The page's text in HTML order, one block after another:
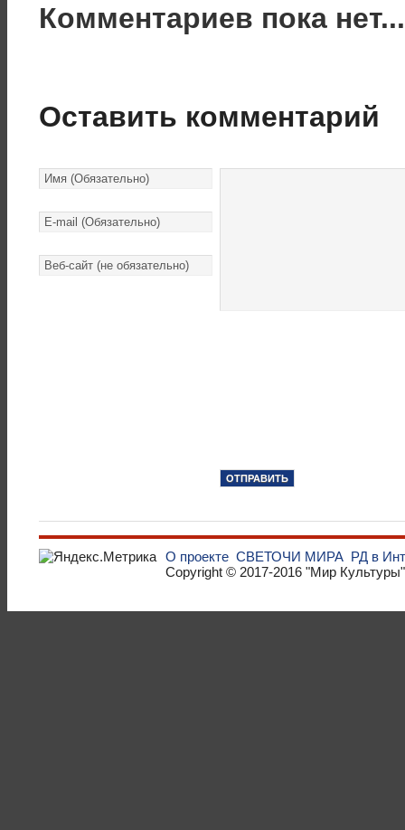
Комментариев пока
Оставить комментарий
О проекте СВЕТОЧИ МИРА РД в
Copyright © 2017-2016 "Мир Культуры"